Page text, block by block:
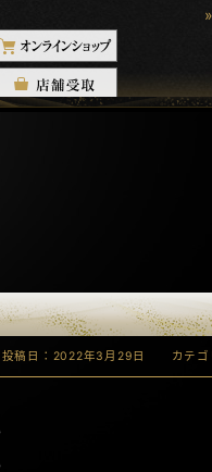
投稿日：2022年3月29日 カテゴ